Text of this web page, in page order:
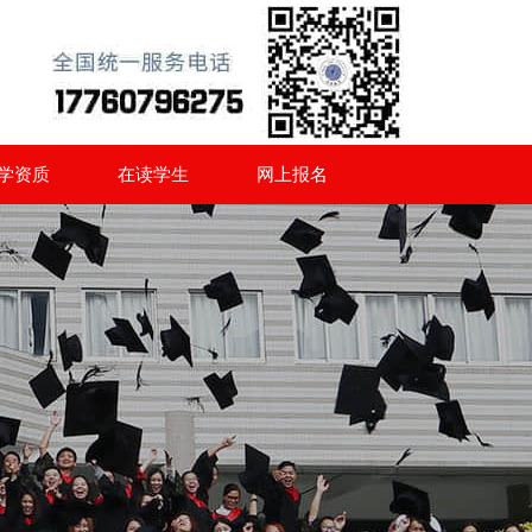
资质 在读学生 网上报名